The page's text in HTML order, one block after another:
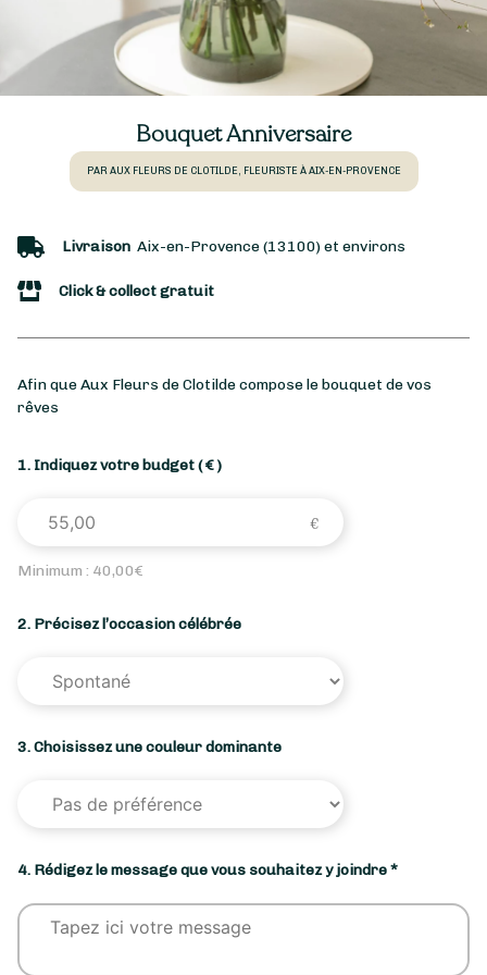
Bouquet Anniversaire
PAR AUX FLEURS DE CLOTILDE, FLEURISTE À AIX-EN-PROVENCE
Livraison Aix-en-Provence (13100) et environs
Click & collect gratuit
Afin que Aux Fleurs de Clotilde compose le bouquet de vos
rêves
1. Indiquez votre budget( € )
Minimum : 40,00€
2. Précisez l’occasion célébrée
3. Choisissez une couleur dominante
4. Rédigez le message que vous souhaitez y joindre *